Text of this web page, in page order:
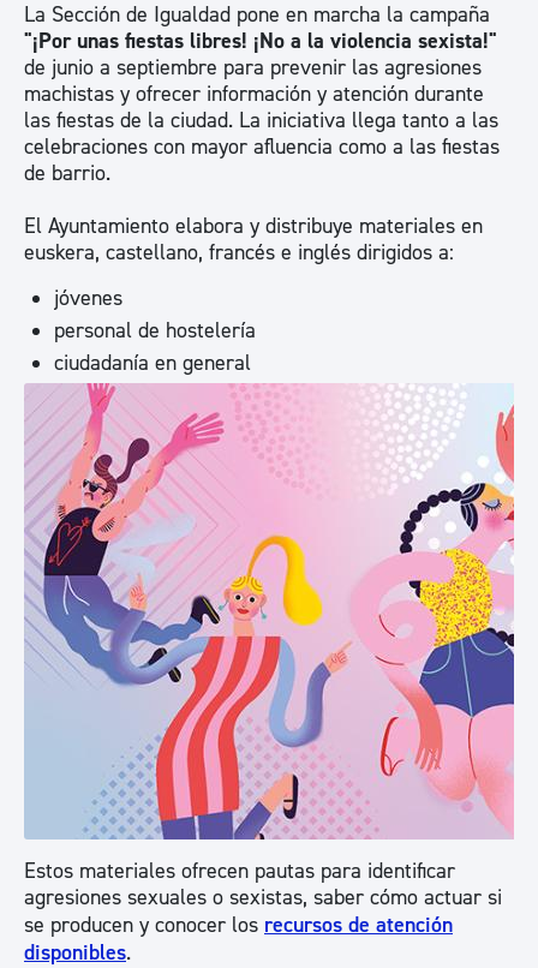
La Sección de Igualdad pone en marcha la campaña
"¡Por unas fiestas libres! ¡No a la violencia sexista!"
de junio a septiembre para prevenir las agresiones
machistas y ofrecer información y atención durante
las fiestas de la ciudad. La iniciativa llega tanto a las
celebraciones con mayor afluencia como a las fiestas
de barrio.
El Ayuntamiento elabora y distribuye materiales en
euskera, castellano, francés e inglés dirigidos a:
jóvenes
personal de hostelería
ciudadanía en general
Estos materiales ofrecen pautas para identificar
agresiones sexuales o sexistas, saber cómo actuar si
se producen y conocer los recursos de atención
disponibles.